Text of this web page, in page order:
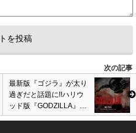
次の記事
最新版『ゴジラ』が太り
過ぎだと話題に!!ハリウ
ッド版『GODZILLA』は
2作連続で大コケか!?